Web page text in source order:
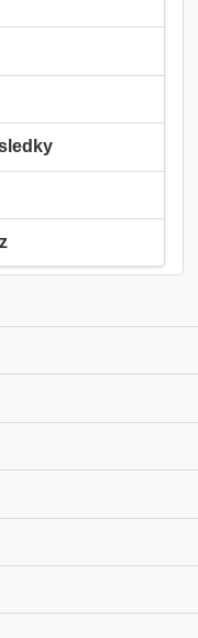
contents